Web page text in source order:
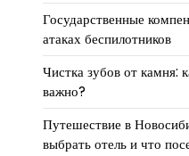
Государственные
атаках беспилотников
Чистка зубов от камня:
важно?
Путешествие в
выбрать отель и что